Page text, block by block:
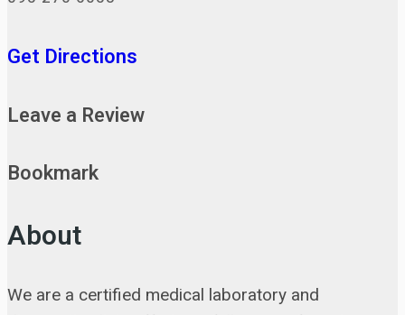
Get Directions
Leave a Review
Bookmark
About
We are a certified medical laboratory and